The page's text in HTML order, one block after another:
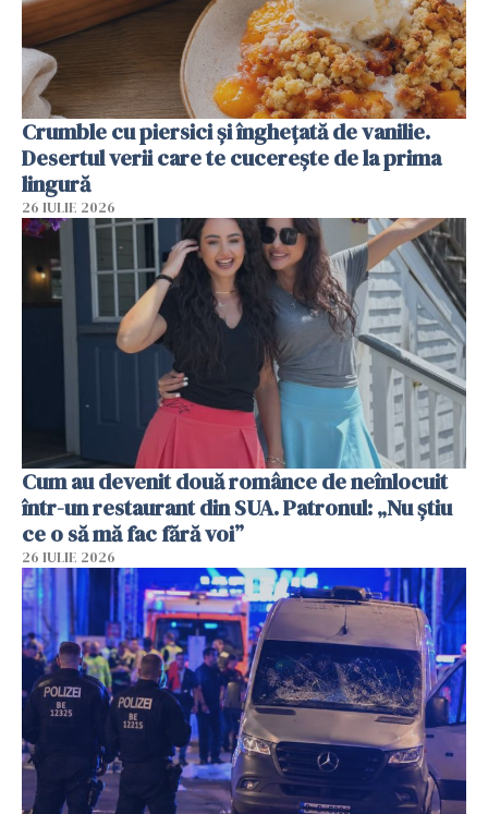
Crumble cu piersici și înghețată de vanilie.
Desertul verii care te cucerește de la prima
lingură
26 IULIE 2026
Cum au devenit două românce de neînlocuit
într-un restaurant din SUA. Patronul: „Nu știu
ce o să mă fac fără voi”
26 IULIE 2026